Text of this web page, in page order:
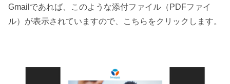
Gmailであれば、このような添付ファイル（PDFファイ
ル）が表示されていますので、こちらをクリックします。